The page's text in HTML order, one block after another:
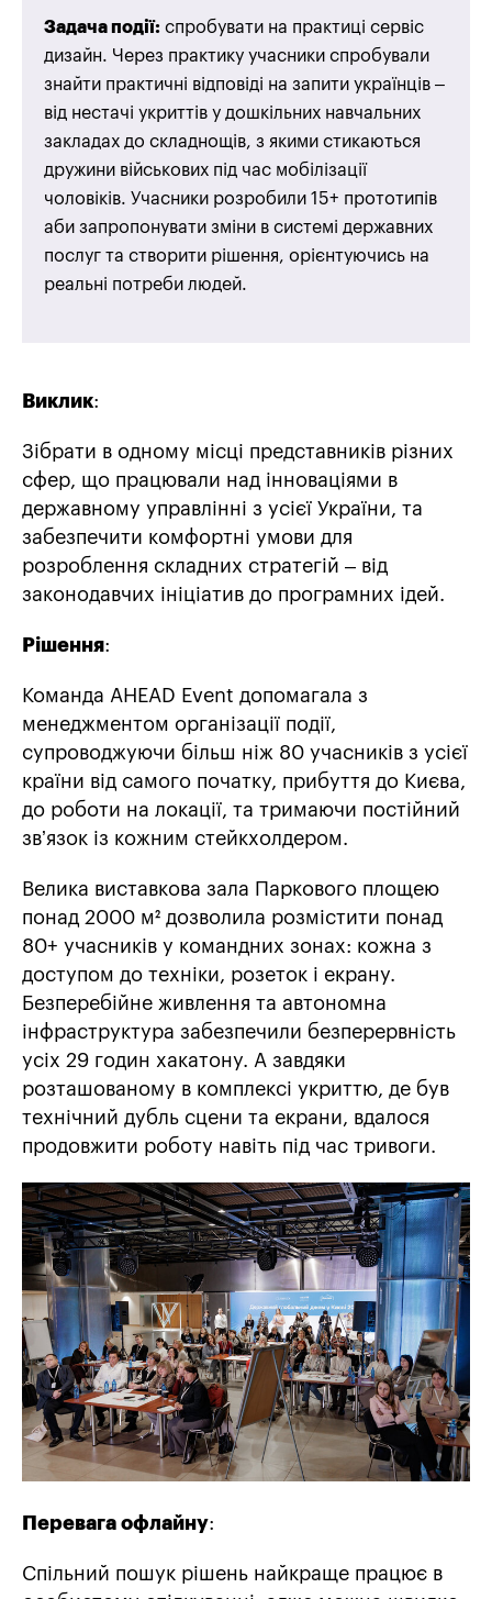
Задача події: спробувати на практиці сервіс
дизайн. Через практику учасники спробували
знайти практичні відповіді на запити українців –
від нестачі укриттів у дошкільних навчальних
закладах до складнощів, з якими стикаються
дружини військових під час мобілізації
чоловіків. Учасники розробили 15+ прототипів
аби запропонувати зміни в системі державних
послуг та створити рішення, орієнтуючись на
реальні потреби людей.
Виклик:
Зібрати в одному місці представників різних
сфер, що працювали над інноваціями в
державному управлінні з усієї України, та
забезпечити комфортні умови для
розроблення складних стратегій – від
законодавчих ініціатив до програмних ідей.
Рішення:
Команда AHEAD Event допомагала з
менеджментом організації події,
супроводжуючи більш ніж 80 учасників з усієї
країни від самого початку, прибуття до Києва,
до роботи на локації, та тримаючи постійний
звʼязок із кожним стейкхолдером.
Велика виставкова зала Паркового площею
понад 2000 м² дозволила розмістити понад
80+ учасників у командних зонах: кожна з
доступом до техніки, розеток і екрану.
Безперебійне живлення та автономна
інфраструктура забезпечили безперервність
усіх 29 годин хакатону. А завдяки
розташованому в комплексі укриттю, де був
технічний дубль сцени та екрани, вдалося
продовжити роботу навіть під час тривоги.
Перевага офлайну:
Спільний пошук рішень найкраще працює в